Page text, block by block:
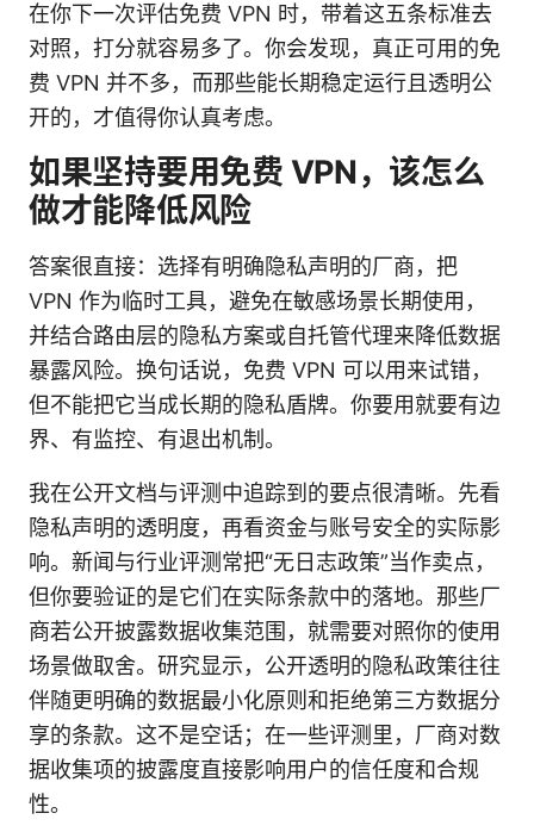
在你下一次评估免费 VPN 时，带着这五条标准去
对照，打分就容易多了。你会发现，真正可用的免
费 VPN 并不多，而那些能长期稳定运行且透明公
开的，才值得你认真考虑。
如果坚持要用免费 VPN，该怎么
做才能降低风险
答案很直接：选择有明确隐私声明的厂商，把
VPN 作为临时工具，避免在敏感场景长期使用，
并结合路由层的隐私方案或自托管代理来降低数据
暴露风险。换句话说，免费 VPN 可以用来试错，
但不能把它当成长期的隐私盾牌。你要用就要有边
界、有监控、有退出机制。
我在公开文档与评测中追踪到的要点很清晰。先看
隐私声明的透明度，再看资金与账号安全的实际影
响。新闻与行业评测常把“无日志政策”当作卖点，
但你要验证的是它们在实际条款中的落地。那些厂
商若公开披露数据收集范围，就需要对照你的使用
场景做取舍。研究显示，公开透明的隐私政策往往
伴随更明确的数据最小化原则和拒绝第三方数据分
享的条款。这不是空话；在一些评测里，厂商对数
据收集项的披露度直接影响用户的信任度和合规
性。